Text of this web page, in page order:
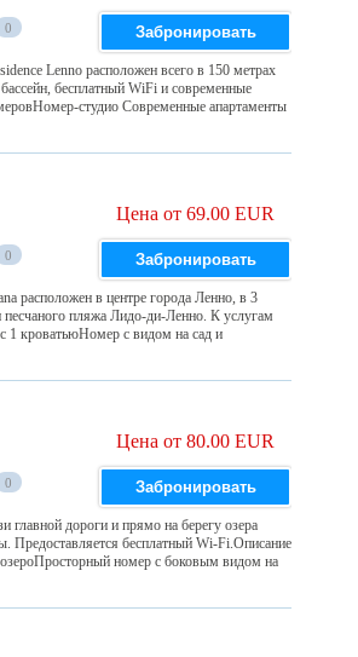
0 Забронировать
Lenno расположен всего в 150 метрах
бесплатный WiFi и современные
студио Современные апартаменты
0
Цена от 69.00 EUR
Забронировать
расположен в центре города Ленно, в 3
пляжа Лидо-ди-Ленно. К услугам
1 кроватьюНомер с видом на сад и
0
Цена от 80.00 EUR
Забронировать
главной дороги и прямо на берегу озера
Предоставляется бесплатный Wi-Fi.Описание
номер с боковым видом на